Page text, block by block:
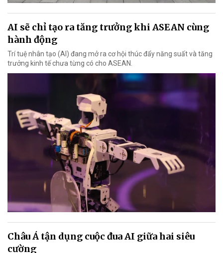
AI sẽ chỉ tạo ra tăng trưởng khi ASEAN cùng
hành động
Trí tuệ nhân tạo (AI) đang mở ra cơ hội thúc đẩy năng suất và tăng
trưởng kinh tế chưa từng có cho ASEAN.
Châu Á tận dụng cuộc đua AI giữa hai siêu
cường